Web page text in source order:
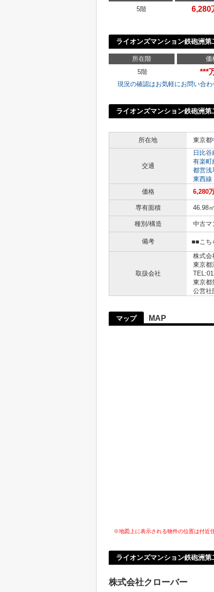
5階
6,280
ライオンズマンション鉄砲洲
所在階 価
5階
***
現況の確認はお気軽にお問い合わ
ライオンズマンション鉄砲洲第
所在地
東京都
交通
日比谷
有楽町
都営浅
東西線
価格
6,280
専有面積 46.98㎡
種別/構造 中古マ
備考 ■■こち
取扱会社
株式会
東京都
東京都
公営
マップ MAP
※地図上に表示される物件の位置は付近
ライオンズマンション鉄砲洲
株式会社クローバー